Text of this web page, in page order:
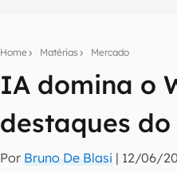
Home Matérias Mercado
IA domina o
destaques
Por Bruno De Blasi | 12/06/
Assine a newsletter do